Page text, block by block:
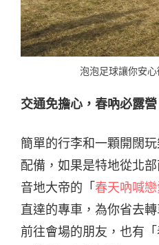
泡泡足球讓你安
交通免擔心，春吶必露營
簡單的行李和一顆開闊
配備，如果是特地從北
音地大帝的「春天吶喊
直達的專車，為你省去
前往會場的朋友，也有